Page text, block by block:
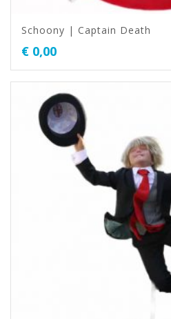
Schoony | Captain Death
€ 0,00